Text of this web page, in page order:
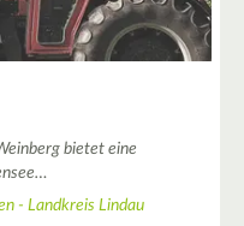
bietet eine
- Landkreis Lindau